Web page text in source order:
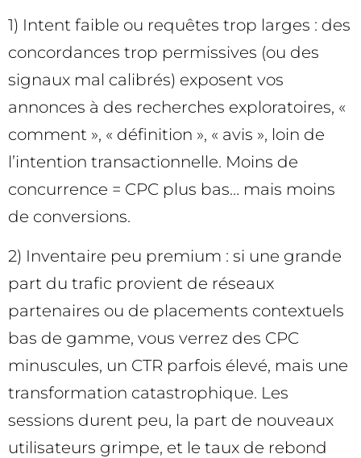
1) Intent faible ou requêtes trop larges : des
concordances trop permissives (ou des
signaux mal calibrés) exposent vos
annonces à des recherches exploratoires, «
comment », « définition », « avis », loin de
l’intention transactionnelle. Moins de
concurrence = CPC plus bas… mais moins
de conversions.
2) Inventaire peu premium : si une grande
part du trafic provient de réseaux
partenaires ou de placements contextuels
bas de gamme, vous verrez des CPC
minuscules, un CTR parfois élevé, mais une
transformation catastrophique. Les
sessions durent peu, la part de nouveaux
utilisateurs grimpe, et le taux de rebond